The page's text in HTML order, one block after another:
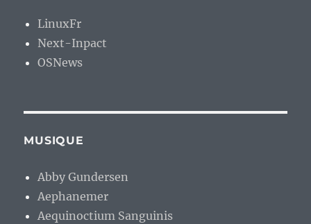
LinuxFr
Next-Inpact
OSNews
MUSIQUE
Abby Gundersen
Aephanemer
Aequinoctium Sanguinis